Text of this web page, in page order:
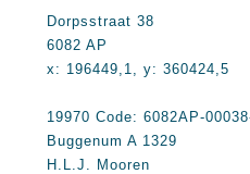
Dorpsstraat 38
6082 AP
x: 196449,1, y: 360424,5
19970 Code: 6082AP-
Buggenum A 1329
H.L.J. Mooren